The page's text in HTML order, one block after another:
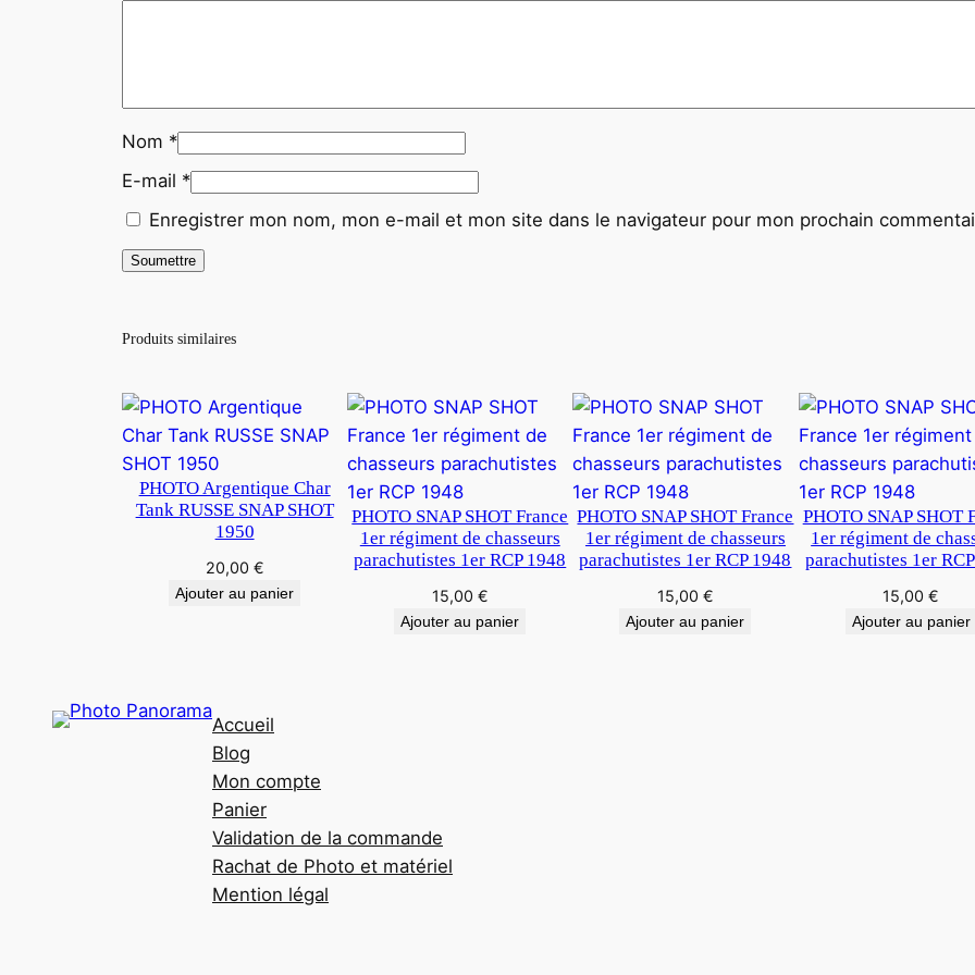
I
9
5
0
Nom *
E-mail *
Enregistrer mon nom, mon e-mail et mon site dans le navigateur pour mon prochain
Produits similaires
PHOTO Argentique Char
Tank RUSSE SNAP SHOT
1950
20,00 €
Ajouter au panier
PHOTO SNAP SHOT France
1er régiment de chasseurs
parachutistes 1er RCP 1948
15,00 €
Ajouter au panier
PHOTO SNAP SHOT France
1er régiment de chasseurs
parachutistes 1er RCP 1948
15,00 €
Ajouter au panier
PHOTO SNAP SHOT
1er régiment de
parachutistes 1er
15,00€
Ajouter au panier
Accueil
Blog
Mon compte
Panier
Validation de la commande
Rachat de Photo et matériel
Mention légal